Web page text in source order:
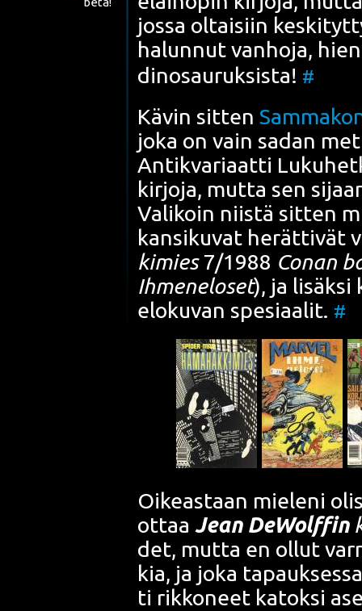
jos­sa oltai­siin
halun­nut van­ho­ja,
din­osau­ruk­sis­ta! #
Kävin sit­ten
joka on vain sadan
Anti­kva­ri­aat­ti
kir­jo­ja, mut­ta sen
Vali­koin niis­tä sit­ten
kan­si­ku­vat herät­ti­vät
ki­mies7/1988 Conan
Ihme­ne­lo­set), ja lisäk­si
elo­ku­van spe­si­aa­lit. #
Oikeas­taan mie­le­ni
ottaa Jean DeWolffin
det, mut­ta en ollut
kia, ja joka
ti rik­ko­neet katok­si